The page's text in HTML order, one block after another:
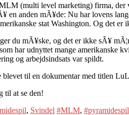
(multi level marketing) firma, der
en anden mÃ¥de: Nu har lovens
stat Washington. Og det
du mÃ¥ske, og det er ikke sÃ¥
har udnyttet mange amerikanske
og arbejdsindsats var spildt.
til en dokumentar med titlen
til at se den!
, Svindel #MLM, #pyramidespil